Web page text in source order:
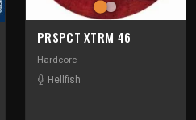
PRSPCT XTRM 46
Hardcore
Hellfish